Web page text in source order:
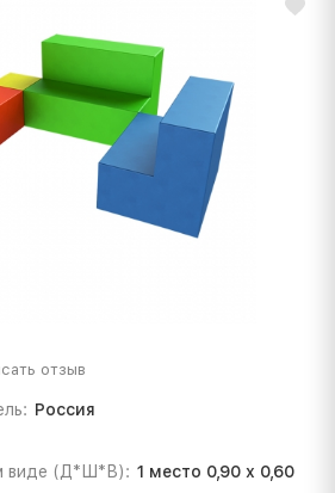
отзыв
Россия
виде (Д*Ш*В): 1 место 0,90 х 0,60